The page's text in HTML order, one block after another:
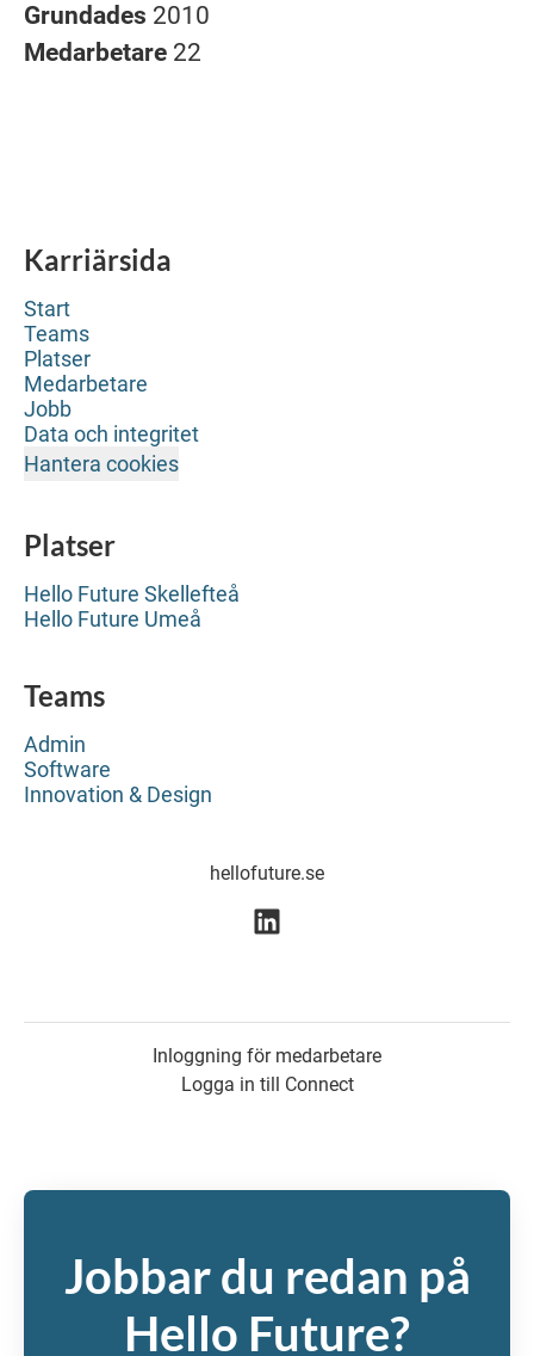
Grundades 2010
Medarbetare 22
Karriärsida
Start
Teams
Platser
Medarbetare
Jobb
Data och integritet
Hantera cookies
Platser
Hello Future Skellefteå
Hello Future Umeå
Teams
Admin
Software
Innovation & Design
hellofuture.se
Inloggning för medarbetare
Logga in till Connect
Jobbar du redan på
Hello Future?